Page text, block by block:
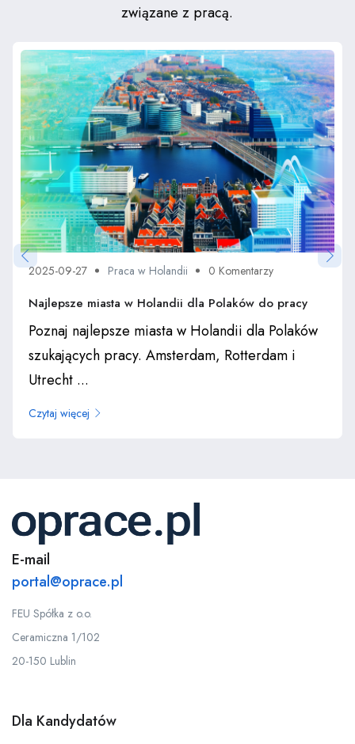
związane z pracą.
2025-09-27 Praca w Holandii 0 Komentarzy
Najlepsze miasta w Holandii dla Polaków do pracy
Poznaj najlepsze miasta w Holandii dla Polaków
szukających pracy. Amsterdam, Rotterdam i
Utrecht ...
Czytaj więcej
E-mail
portal@oprace.pl
FEU Spółka z o.o.
Ceramiczna 1/102
20-150 Lublin
Dla Kandydatów